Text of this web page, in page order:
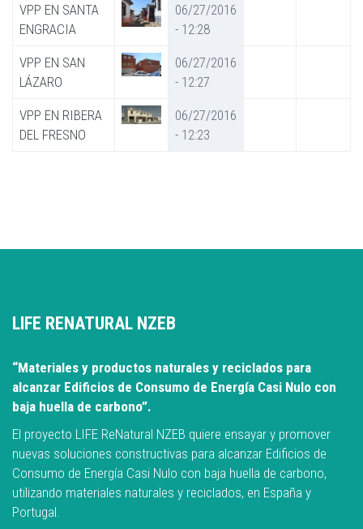
VPP EN SANTA
ENGRACIA
06/27/2016
- 12:28
VPP EN SAN
LÁZARO
06/27/2016
- 12:27
VPP EN RIBERA
DEL FRESNO
06/27/2016
- 12:23
LIFE RENATURAL NZEB
“Materiales y productos naturales y reciclados para
alcanzar Edificios de Consumo de Energía Casi Nulo con
baja huella de carbono”.
El proyecto LIFE ReNatural NZEB quiere ensayar y promover
nuevas soluciones constructivas para alcanzar Edificios de
Consumo de Energía Casi Nulo con baja huella de carbono,
utilizando materiales naturales y reciclados, en España y
Portugal.